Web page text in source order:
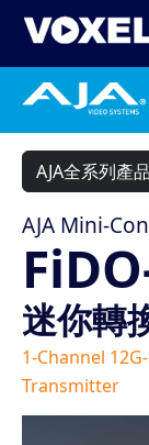
AJA全系列產品
AJA Mini-
迷你轉
1-Channel
Transmitter